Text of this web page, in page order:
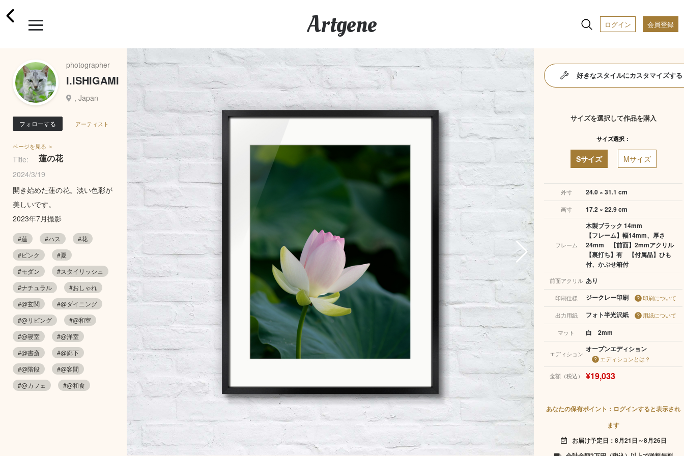
Artgene ログイン 会員登録
photographer
I.ISHIGAMI
, Japan
フォローする アーティスト
ページを見る ＞
Title: 蓮の花
2024/3/19
開き始めた蓮の花。淡い色彩が
美しいです。
2023年7月撮影
#蓮 #ハス
#花
#ピンク
#夏
#モダン
#スタイリッシュ
#ナチュラル
#おしゃれ
#@玄関
#@ダイニング
#@リビング
#@和室
#@寝室
#@洋室
#@書斎
#@廊下
#@階段
#@客間
#@カフェ
#@和食
好きなスタイルにカスタマイズする
サイズを選択して作品を購入
サイズ選択：
Sサイズ Mサイズ
外寸 24.0 × 31.1 cm
画寸 17.2 × 22.9 cm
フレーム
木製ブラック 14mm
【フレーム】幅14mm、厚さ
24mm 【前面】2mmアクリル
【裏打ち】有 【付属品】ひも
付、かぶせ箱付
前面アクリル あり
印刷仕様 ジークレー印刷 印刷について
出力用紙 フォト半光沢紙 用紙について
マット 白 2mm
エディション
オープンエディション
エディションとは？
金額（税込） ¥19,033
あなたの保有ポイント：ログインすると表示され
ます
event_available お届け予定日：8月21日～8月26日